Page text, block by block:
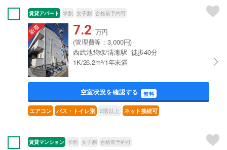
賃貸アパート 学割 女子割 合格前予約可
7.2 万円
(管理費等：3,000円)
西武池袋線/清瀬駅 徒歩40分
1K/26.2m²/1年未満
空室状況を確認する 無料
エアコン バス・トイレ別 2階以上 ネット接続可
賃貸マンション 学割 女子割 合格前予約可